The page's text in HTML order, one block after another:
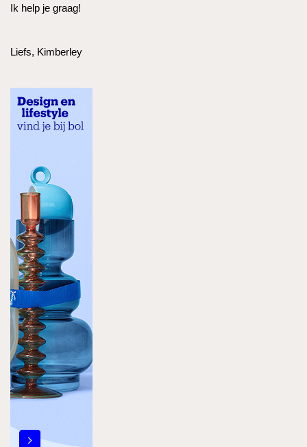
Ik help je graag!
Liefs, Kimberley